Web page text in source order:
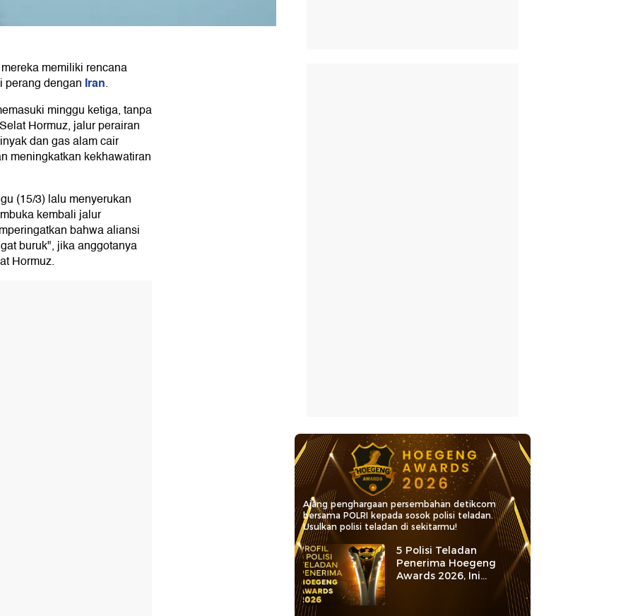
memiliki rencana
perang dengan Iran.
minggu ketiga, tanpa
Hormuz, jalur perairan
dan gas alam cair
meningkatkan kekhawatiran
(15/3) lalu menyerukan
kembali jalur
bahwa aliansi
buruk", jika anggotanya
Hormuz.
Ajang penghargaan persembahan detikcom
bersama POLRI kepada sosok polisi teladan.
Usulkan polisi teladan di sekitarmu!
5 Polisi Teladan
Penerima Hoegeng
Awards 2026, Ini
Kategori dan Kiprahnya